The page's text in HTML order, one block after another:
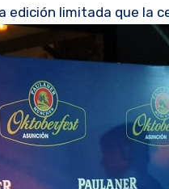
limitada que la